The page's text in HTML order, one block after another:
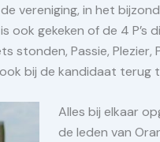
vereniging, in het
ook gekeken of de 4 P’s
stonden, Passie, Plezier,
bij de kandidaat terug
Alles bij elkaar
de leden van